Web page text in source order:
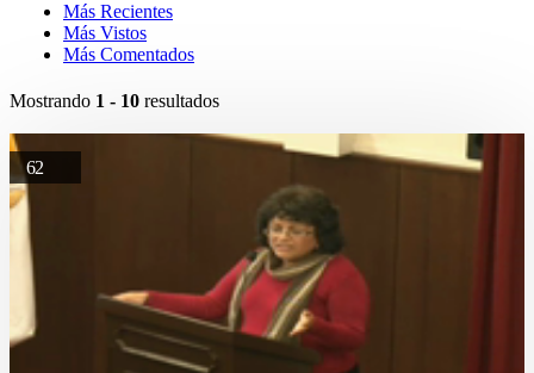
Más Recientes
Más Vistos
Más Comentados
Mostrando 1 - 10 resultados
62